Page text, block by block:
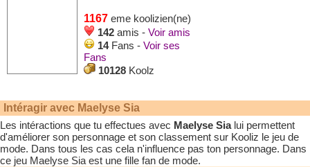
1167 eme koolizien(ne)
142 amis - Voir amis
14Fans - Voir ses
Fans
10128 Koolz
Intéragir avec Maelyse Sia
Les intéractions que tu effectues avec Maelyse Sialui permettent
d'améliorer son personnage et son classement sur Kooliz le jeu de
mode. Dans tous les cas cela n'influence pas ton personnage. Dans
ce jeu Maelyse Sia est une fille fan de mode.